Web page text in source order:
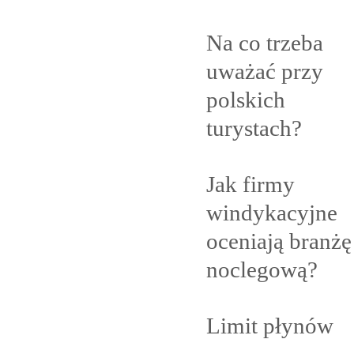
Na co trzeba
uważać przy
polskich
turystach?
Jak firmy
windykacyjne
oceniają branżę
noclegową?
Limit płynów